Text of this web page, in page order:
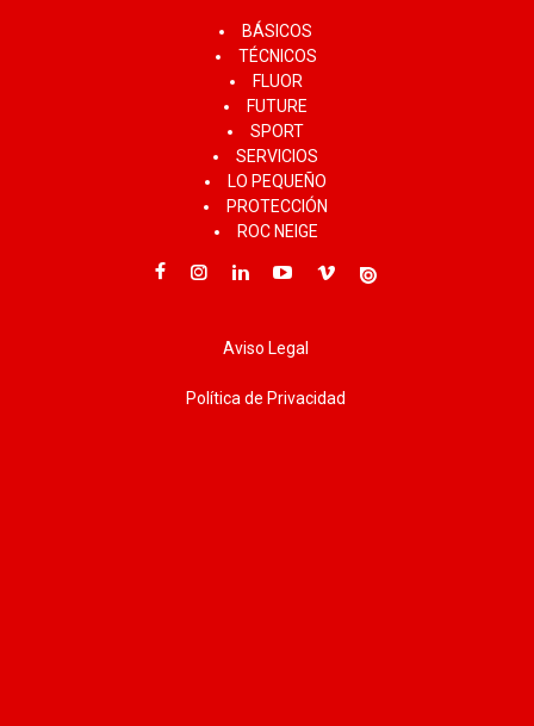
BÁSICOS
TÉCNICOS
FLUOR
FUTURE
SPORT
SERVICIOS
LO PEQUEÑO
PROTECCIÓN
ROC NEIGE
Aviso Legal
Política de Privacidad